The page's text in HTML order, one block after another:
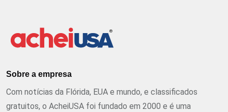
Sobre a empresa
Com notícias da Flórida, EUA e mundo, e classificados
gratuitos, o AcheiUSA foi fundado em 2000 e é uma